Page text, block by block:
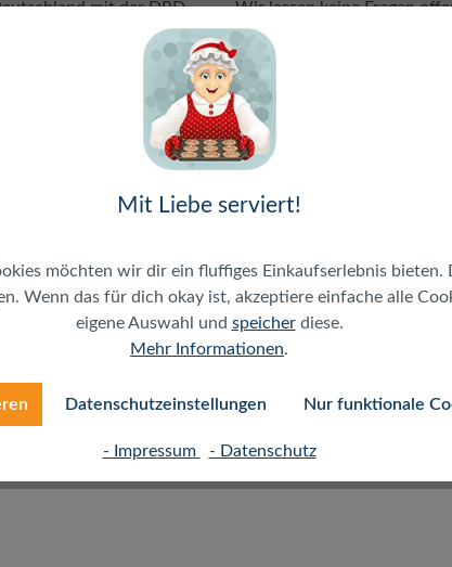
mit der DPD
Versandkosten ab 50€
Wir lassen keine Fragen
WhatsApp, E-Mail oder
Mit Liebe serviert!
möchten wir dir ein fluffiges Einkaufserlebnis bieten.
Wenn das für dich okay ist, akzeptiere einfache alle
eigene Auswahl und speicherdiese.
Mehr Informationen.
Datenschutzeinstellungen Nur funktionale
- Impressum - Datenschutz